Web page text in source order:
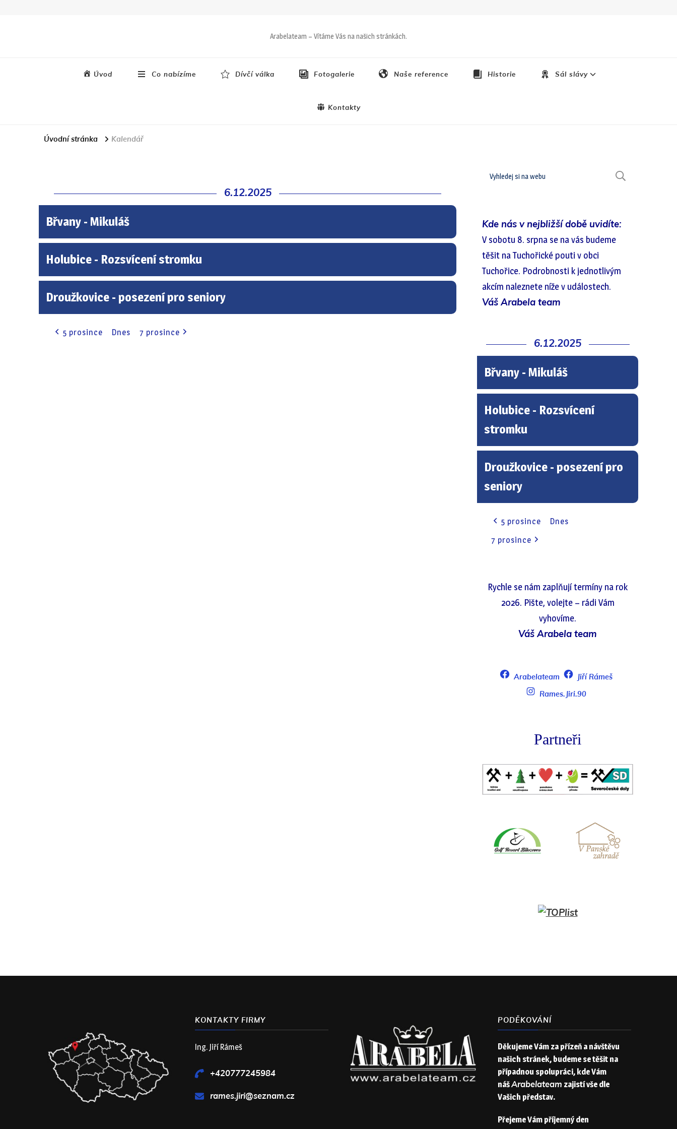
Arabelateam – Vítáme Vás na našich stránkách.
Úvod Co nabízíme Dívčí válka Fotogalerie Naše reference Historie Sál slávy
Kontakty
Úvodní stránka Kalendář
6.12.2025
Břvany - Mikuláš
Holubice - Rozsvícení stromku
Droužkovice - posezení pro seniory
5 prosince Dnes 7 prosince
Kde nás v nejbližší době uvidíte:
V sobotu 8. srpna se na vás budeme
těšit na Tuchořické pouti v obci
Tuchořice. Podrobnosti k jednotlivým
akcím naleznete níže v událostech.
Váš Arabela team
6.12.2025
Břvany - Mikuláš
Holubice - Rozsvícení
stromku
Droužkovice - posezení pro
seniory
5 prosince
Dnes
7 prosince
Rychle se nám zaplňují termíny na rok
2026. Pište, volejte – rádi Vám
vyhovíme.
Váš Arabela team
Arabelateam Jiří Rámeš
Rames.Jiri.90
Partneři
KONTAKTY FIRMY
Ing. Jiří Rámeš
+420777245984
rames.jiri@seznam.cz
PODĚKOVÁNÍ
Děkujeme Vám za přízeň a návštěvu
našich stránek, budeme se těšit na
případnou spolupráci, kde Vám
nášArabelateam zajistí vše dle
Vašich představ.
Přejeme Vám příjemný den